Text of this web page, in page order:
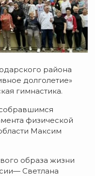
района
долголетие»
гимнастика.
физической
Максим
образа жизни
Светлана